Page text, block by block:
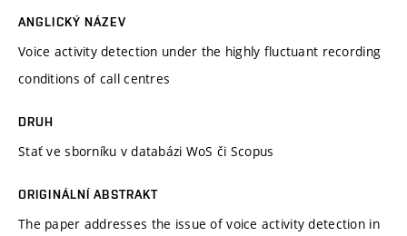
ANGLICKÝ NÁZEV
Voice activity detection under the highly fluctuant recording
conditions of call centres
DRUH
Stať ve sborníku v databázi WoS či Scopus
ORIGINÁLNÍ ABSTRAKT
The paper addresses the issue of voice activity detection in